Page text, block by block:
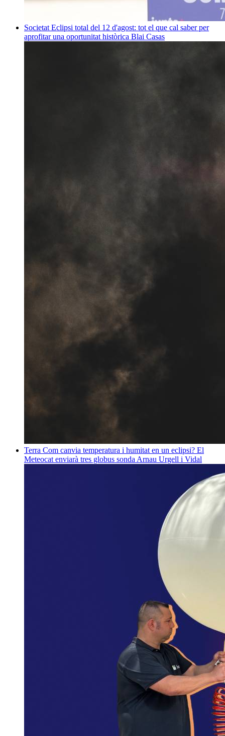
Societat Eclipsi total del 12 d'agost: tot el que cal saber per
aprofitar una oportunitat històrica Blai Casas
Terra Com canvia temperatura i humitat en un eclipsi? El
Meteocat enviarà tres globus sonda Arnau Urgell i Vidal